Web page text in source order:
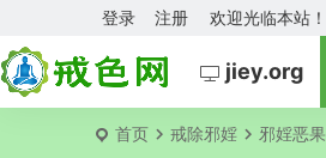
欢迎光临本站！
登录 注册
jiey.org
首页 戒除邪婬 邪婬恶果